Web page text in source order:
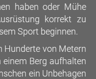
haben oder Mühe
korrekt zu
Sport beginnen.
Hunderte von Metern
Berg aufhalten
ein Unbehagen